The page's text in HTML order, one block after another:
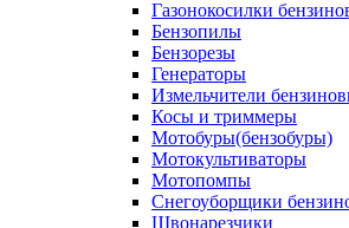
Газонокосилки
Бензопилы
Бензорезы
Генераторы
Измельчители
Косы и триммеры
Мотобуры(бензобуры)
Мотокультиваторы
Мотопомпы
Снегоуборщики
Швонарезчики